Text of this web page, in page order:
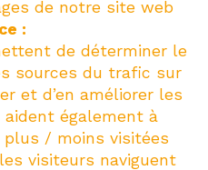
de notre site web
:
de déterminer le
sources du trafic sur
et d’en améliorer les
également à
/ moins visitées
visiteurs naviguent